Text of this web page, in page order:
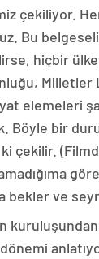
çekiliyor.
Bu
hiçbir
Milletler
elemeleri
Böyle bir
çekilir.
bekler ve